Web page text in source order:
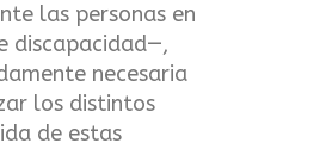
las personas en
discapacidad—,
necesaria
los distintos
de estas